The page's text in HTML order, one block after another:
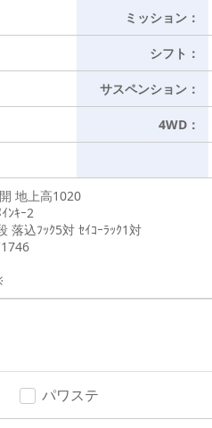
ミッション：
シフト：
サスペンション：
4WD：
地上高1020
ﾝｷｰ2
落込ﾌｯｸ5対 ｾｲｺｰﾗｯｸ1対
パワステ